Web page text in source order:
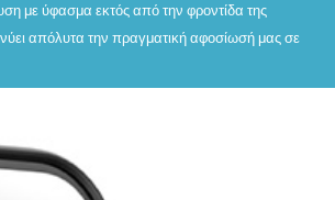
με ύφασμα εκτός από την φροντίδα της
απόλυτα την πραγματική αφοσίωσή μας σε